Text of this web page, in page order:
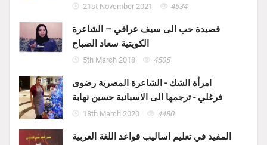
21st November 2021 4534
قصيدة حب الى سيف عراقي – الشاعرة
الكويتية سعاد الصباح
5th March 2018 4505
امرأة الشك - الشاعرة المصرية رضوى
فرغلي - ترجمها الى الاسبانية حسين نهابة
18th March 2020 4480
المفيد في تعليم اساليب قواعد اللغة العربية